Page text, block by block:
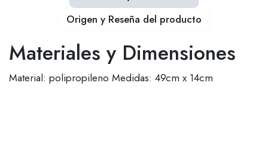
Materiales y Dimensiones
Material: polipropileno Medidas: 49cm x 14cm
Origen y Reseña del producto